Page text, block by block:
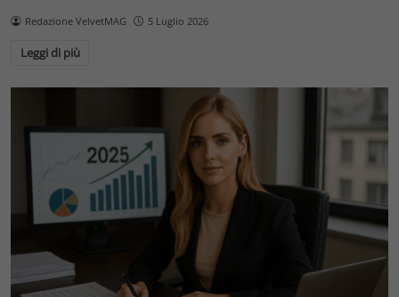
Redazione VelvetMAG 5 Luglio 2026
Leggi di più